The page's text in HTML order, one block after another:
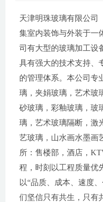
天津明珠玻璃有限公司
集室内装饰与外装于一
司有大型的玻璃加工设
具有强大的技术支持、
的管理体系。本公司专
璃，夹娟玻璃，艺术玻
砂玻璃，彩釉玻璃，玻
璃，艺术玻璃隔断，激
艺玻璃，山水画水墨画
所：售楼部，酒店，
程，时刻以工程质量优
以“品质、成本、速度
们坚信只有共生，只有